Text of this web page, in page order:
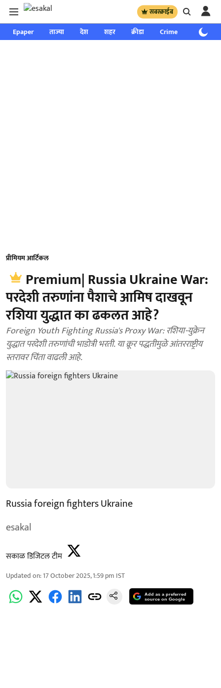
सबस्क्राईब
Epaper ताज्या देश शहर क्रीडा Crime साप्ताहिक
प्रीमियम आर्टिकल
Premium| Russia Ukraine War:
परदेशी तरुणांना पैशाचे आमिष दाखवून
रशिया युद्धात का ढकलत आहे?
Foreign Youth Fighting Russia's Proxy War: रशिया-युक्रेन
युद्धात परदेशी तरुणांची भाडोत्री भरती. या क्रूर पद्धतीमुळे आंतरराष्ट्रीय
स्तरावर चिंता वाढली आहे.
Russia foreign fighters Ukraine
esakal
सकाळ डिजिटल टीम
Updated on:17 October 2025, 1:59 pm IST
Add as a preferred
source on Google